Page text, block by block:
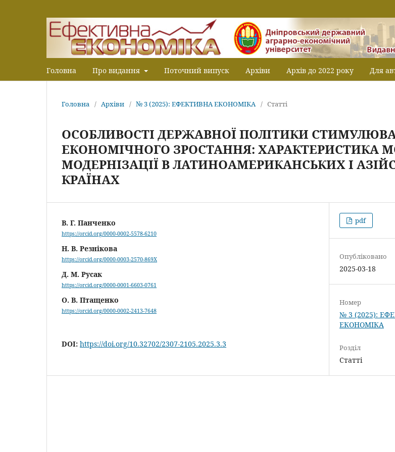
Головна Про видання Поточний випуск Архіви Архів до 2022 року Для
Головна / Архіви / № 3 (2025): ЕФЕКТИВНА ЕКОНОМІКА / Статті
ОСОБЛИВОСТІ ДЕРЖАВНОЇ ПОЛІТИКИ
ЕКОНОМІЧНОГО ЗРОСТАННЯ: ХАРАКТЕРИСТИКА
МОДЕРНІЗАЦІЇ В ЛАТИНОАМЕРИКАНСЬКИХ І
КРАЇНАХ
В. Г. Панченко
https://orcid.org/0000-0002-5578-6210
Н. В. Резнікова
https://orcid.org/0000-0003-2570-869X
Д. М. Русак
https://orcid.org/0000-0001-6603-0761
О. В. Птащенко
https://orcid.org/0000-0002-2413-7648
DOI: https://doi.org/10.32702/2307-2105.2025.3.3
pdf
Опубліковано
2025-03-18
Номер
№ 3 (2025):
ЕКОНОМІКА
Розділ
Статті